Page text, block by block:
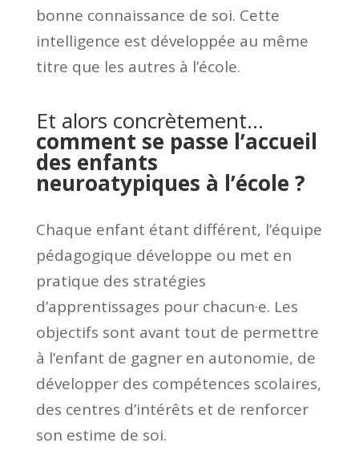
bonne connaissance de soi. Cette
intelligence est développée au même
titre que les autres à l’école.
Et alors concrètement…
comment se passe l’accueil
des enfants
neuroatypiques à l’école ?
Chaque enfant étant différent, l’équipe
pédagogique développe ou met en
pratique des stratégies
d’apprentissages pour chacun·e. Les
objectifs sont avant tout de permettre
à l’enfant de gagner en autonomie, de
développer des compétences scolaires,
des centres d’intérêts et de renforcer
son estime de soi.